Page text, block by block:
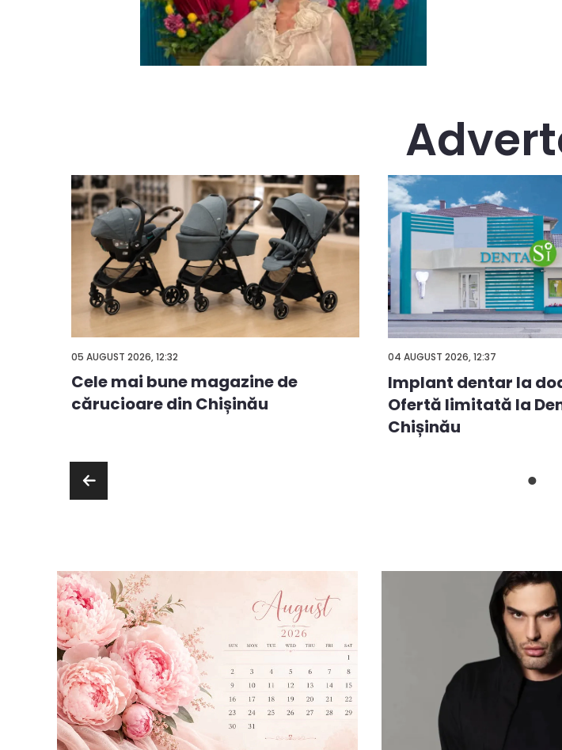
05 AUGUST 2026, 12:32
Cele mai bune magazine de
cărucioare din Chișinău
04 AUGUST 2026, 12:37
Implant dentar la
Ofertă limitată la
Chișinău